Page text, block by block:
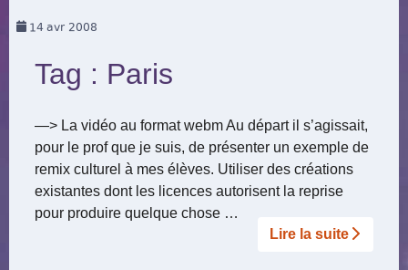
14avr 2008
Tag : Paris
—> La vidéo au format webm Au départ il s’agissait,
pour le prof que je suis, de présenter un exemple de
remix culturel à mes élèves. Utiliser des créations
existantes dont les licences autorisent la reprise
pour produire quelque chose …
Lire la suite­­